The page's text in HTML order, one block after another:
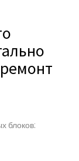
блоков: